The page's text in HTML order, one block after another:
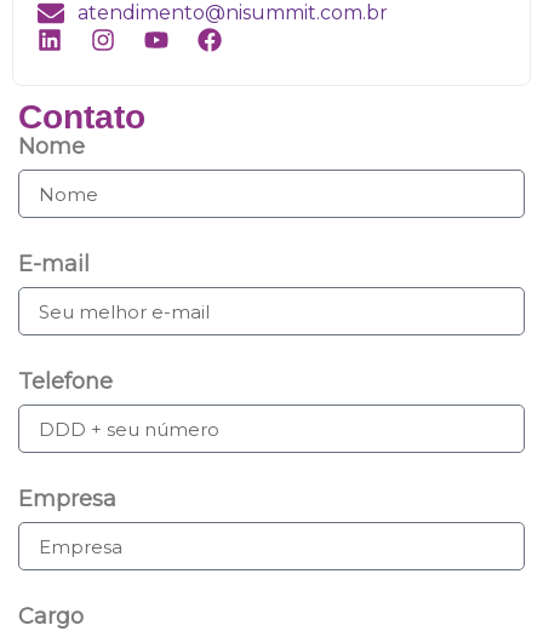
atendimento@nisummit.com.br
Contato
Nome
E-mail
Telefone
Empresa
Cargo